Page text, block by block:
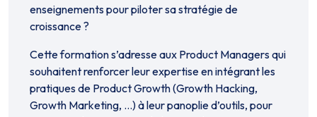
enseignements pour piloter sa stratégie de
croissance ?
Cette formation s’adresse aux Product Managers qui
souhaitent renforcer leur expertise en intégrant les
pratiques de Product Growth (Growth Hacking,
Growth Marketing, …) à leur panoplie d’outils, pour